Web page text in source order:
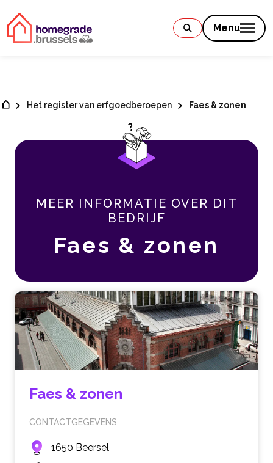
Menu
Het register van erfgoedberoepen Faes & zonen
MEER INFORMATIE OVER DIT
BEDRIJF
Faes & zonen
Faes & zonen
CONTACTGEGEVENS
1650 Beersel